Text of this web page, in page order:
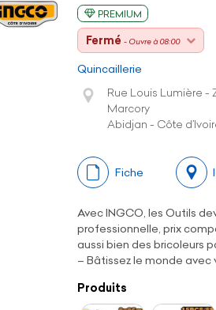
PREMIUM
Fermé - Ouvre à 08:00
Quincaillerie
Rue Louis Lumière -
Marcory
Abidjan - Côte
Fiche
Avec INGCO, les Outils
professionnelle, prix
aussi bien des bricoleurs
– Bâtissez le monde avec
Produits